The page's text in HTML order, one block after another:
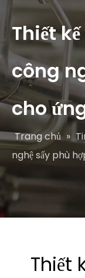
Thiết
công
cho
Trang chủ »
nghệ sấy phù
Thiết